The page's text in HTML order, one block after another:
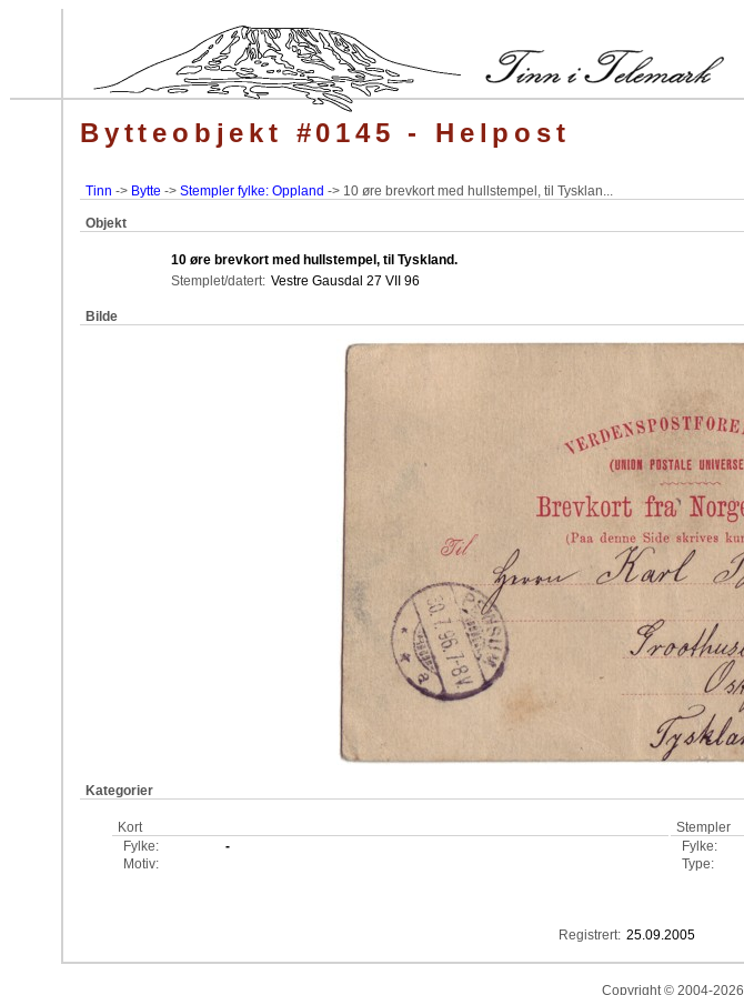
Bytteobjekt #0145 - Helpost
Tinn -> Bytte -> Stempler fylke: Oppland -> 10 øre brevkort med hullstempel, til Tysklan...
Objekt
10 øre brevkort med hullstempel, til Tyskland.
Stemplet/datert: Vestre Gausdal 27 VII 96
Bilde
Kategorier
Kort
Stempler
Fylke:
- Fylke:
Motiv:
Type:
Registrert: 25.09.2005
Copyright © 2004-2026